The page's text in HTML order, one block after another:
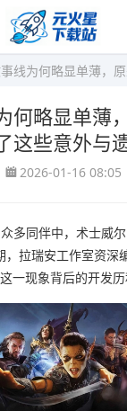
为何略显单薄，原来开
何略显单薄
这些意外与
2026-01-16 08:05
同伴中，术士威尔
拉瑞安工作室资深
一现象背后的开发历